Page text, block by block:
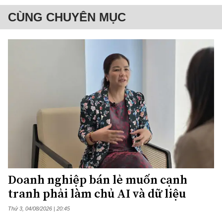
CÙNG CHUYÊN MỤC
Doanh nghiệp bán lẻ muốn cạnh
tranh phải làm chủ AI và dữ liệu
Thứ 3, 04/08/2026 | 20:45